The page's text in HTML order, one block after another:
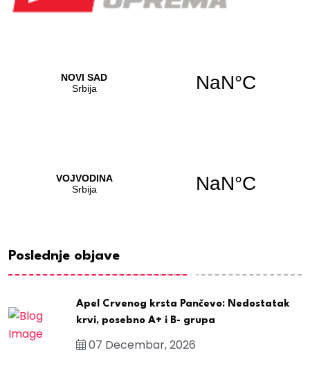
Poslednje objave
Apel Crvenog krsta Pančevo: Nedostatak
krvi, posebno A+ i B- grupa
07 Decembar, 2026